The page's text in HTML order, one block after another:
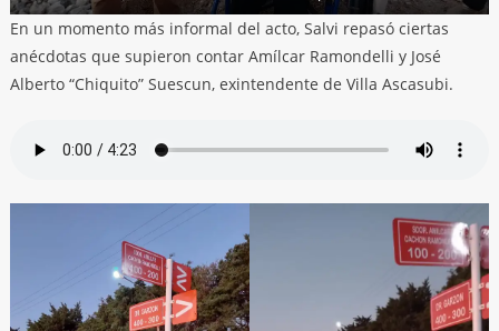
En un momento más informal del acto, Salvi repasó ciertas
anécdotas que supieron contar Amílcar Ramondelli y José
Alberto “Chiquito” Suescun, exintendente de Villa Ascasubi.